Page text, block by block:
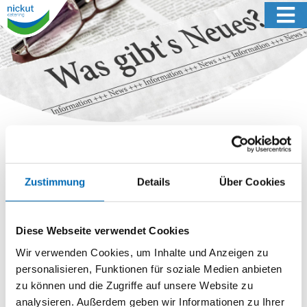
Zustimmung Details Über Cookies
Diese Webseite verwendet Cookies
Wir verwenden Cookies, um Inhalte und Anzeigen zu
personalisieren, Funktionen für soziale Medien anbieten
zu können und die Zugriffe auf unsere Website zu
analysieren. Außerdem geben wir Informationen zu Ihrer
08.06.2015
Caterer Nickut ließ sich in die
Töpfe schauen